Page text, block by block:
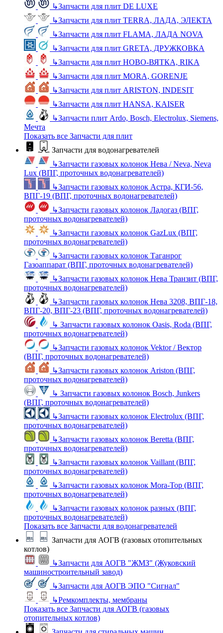
↳Запчасти для плит DE LUXE
↳Запчасти для плит TERRA, ЛАДА, ЭЛЕКТА
↳Запчасти для плит FLAMA, ЛАДА NOVA
↳Запчасти для плит GRETA, ДРУЖКОВКА
↳Запчасти для плит НОВО-ВЯТКА, RIKA
↳Запчасти для плит MORA, GORENJE
↳Запчасти для плит ARISTON, INDESIT
↳Запчасти для плит HANSA, KAISER
↳Запчасти плит Ardo, Bosch, Electrolux, Siemens,
Мечта
Показать все Запчасти для плит
Запчасти для водонагревателей
↳Запчасти газовых колонок Нева / Neva, Neva
Lux (ВПГ, проточных водонагревателей)
↳Запчасти газовых колонок Астра, КГИ-56,
ВПГ-19 (ВПГ, проточных водонагревателей)
↳Запчасти газовых колонок Ладогаз (ВПГ,
проточных водонагревателей)
↳Запчасти газовых колонок GazLux (ВПГ,
проточных водонагревателей)
↳Запчасти газовых колонок Таганрог
Газоаппарат (ВПГ, проточных водонагревателей)
↳Запчасти газовых колонок Нева Транзит (ВПГ,
проточных водонагревателей)
↳Запчасти газовых колонок Нева 3208, ВПГ-18,
ВПГ-20, ВПГ-23 (ВПГ, проточных водонагревателей)
↳ Запчасти газовых колонок Oasis, Roda (ВПГ,
проточных водонагревателей)
↳Запчасти газовых колонок Vektor / Вектор
(ВПГ, проточных водонагревателей)
↳Запчасти газовых колонок Ariston (ВПГ,
проточных водонагревателей)
↳ Запчасти газовых колонок Bosch, Junkers
(ВПГ, проточных водонагревателей)
↳Запчасти газовых колонок Electrolux (ВПГ,
проточных водонагревателей)
↳Запчасти газовых колонок Beretta (ВПГ,
проточных водонагревателей)
↳Запчасти газовых колонок Vaillant (ВПГ,
проточных водонагревателей)
↳Запчасти газовых колонок Mora-Top (ВПГ,
проточных водонагревателей)
↳Запчасти газовых колонок разных (ВПГ,
проточных водонагревателей)
Показать все Запчасти для водонагревателей
Запчасти для АОГВ (газовых отопительных
котлов)
↳Запчасти для АОГВ "ЖМЗ" (Жуковский
машиностроительный завод)
↳Запчасти для АОГВ ЭПО "Сигнал"
↳Ремкомплекты, мембраны
Показать все Запчасти для АОГВ (газовых
отопительных котлов)